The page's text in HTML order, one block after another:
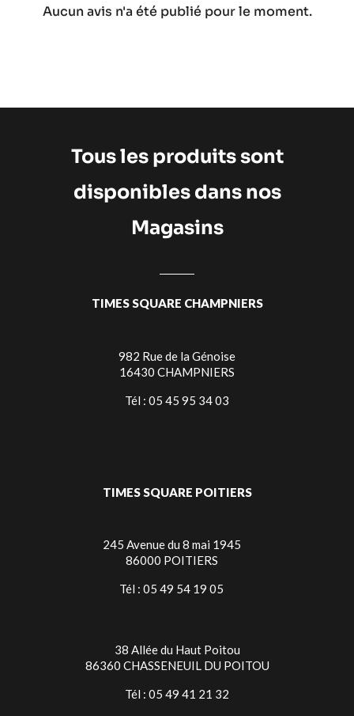
Aucun avis n'a été publié pour le moment.
Tous les produits sont
disponibles dans nos
Magasins
TIMES SQUARE CHAMPNIERS
982 Rue de la Génoise
16430 CHAMPNIERS
Tél : 05 45 95 34 03
TIMES SQUARE POITIERS
245 Avenue du 8 mai 1945
86000 POITIERS
Tél : 05 49 54 19 05
38 Allée du Haut Poitou
86360 CHASSENEUIL DU POITOU
Tél : 05 49 41 21 32